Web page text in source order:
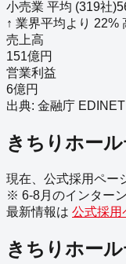
小売業 平均 (319社)
↑ 業界平均より 22%
売上高
151億円
営業利益
6億円
出典: 金融庁
きちりホー
現在、公式採用ペー
※ 6-8月のインター
最新情報は 公式採用
きちりホー